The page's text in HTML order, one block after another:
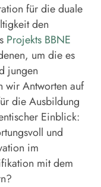
für die duale
den
Projekts BBNE
um die es
jungen
wir Antworten auf
die Ausbildung
Einblick:
und
im
mit dem